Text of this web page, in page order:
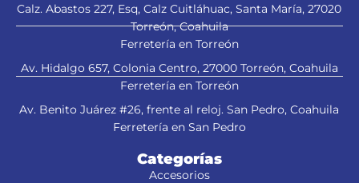
Calz. Abastos 227, Esq, Calz Cuitláhuac, Santa María, 27020
Torreón, Coahuila
Ferretería en Torreón
Av. Hidalgo 657, Colonia Centro, 27000 Torreón, Coahuila
Ferretería en Torreón
Av. Benito Juárez #26, frente al reloj. San Pedro, Coahuila
Ferretería en San Pedro
Categorías
Accesorios